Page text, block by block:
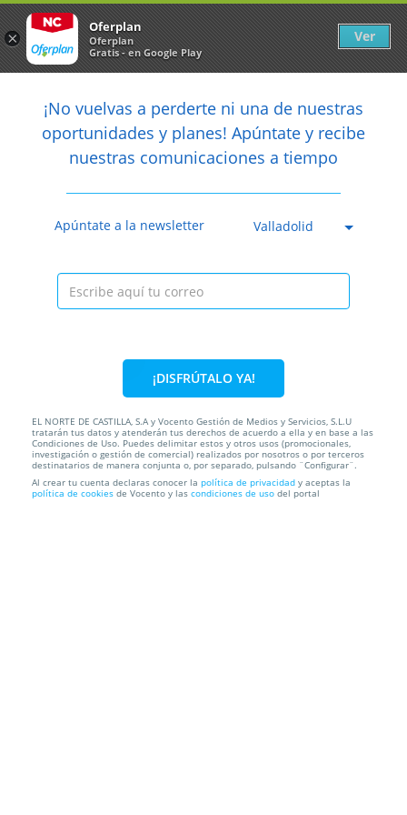

Caducada
Anterior
24% 72€ 54,95€
Menú de invierno para dos personas
Rancho Grande III Av Portugal, 9, 47100. Tordesillas. Valladolid
arrow_back Newsletter
¡No vuelvas a perderte ni una de nuestras
oportunidades y planes! Apúntate y recibe
nuestras comunicaciones a tiempo
Apúntate a la newsletter Valladolid
¡DISFRÚTALO YA!
EL NORTE DE CASTILLA, S.A y Vocento Gestión de Medios y Servicios, S.L.U
tratarán tus datos y atenderán tus derechos de acuerdo a ella y en base a las
Condiciones de Uso. Puedes delimitar estos y otros usos (promocionales,
investigación o gestión de comercial) realizados por nosotros o por terceros
destinatarios de manera conjunta o, por separado, pulsando ¨Configurar¨.
Al crear tu cuenta declaras conocer la política de privacidad y aceptas la
política de cookies de Vocento y las condiciones de uso del portal
×
Oferplan
Oferplan
Gratis - en Google Play
Ver